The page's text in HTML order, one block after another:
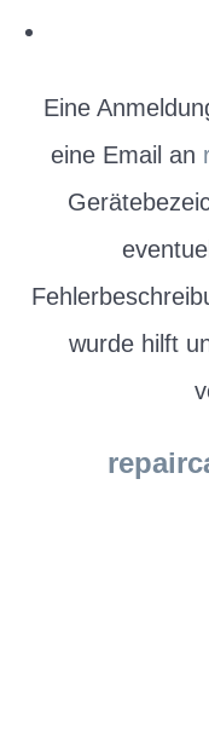
Eine
eine Email an
wurde hilft